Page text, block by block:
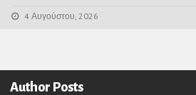
4 Αυγούστου, 2026
Author Posts